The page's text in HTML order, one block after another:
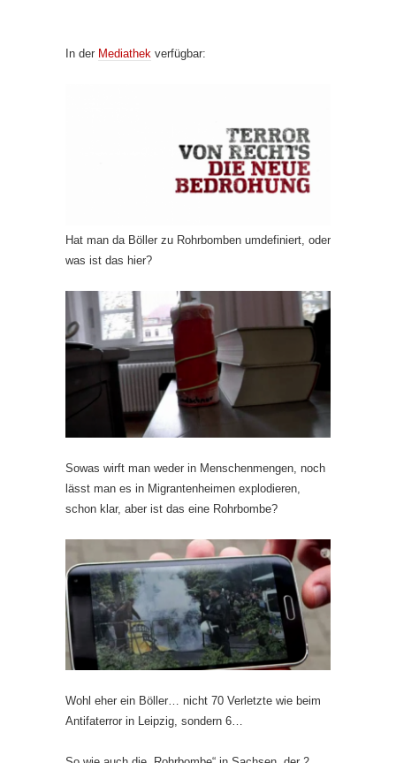
In der Mediathek verfügbar:
Hat man da Böller zu Rohrbomben umdefiniert, oder
was ist das hier?
Sowas wirft man weder in Menschenmengen, noch
lässt man es in Migrantenheimen explodieren,
schon klar, aber ist das eine Rohrbombe?
Wohl eher ein Böller… nicht 70 Verletzte wie beim
Antifaterror in Leipzig, sondern 6…